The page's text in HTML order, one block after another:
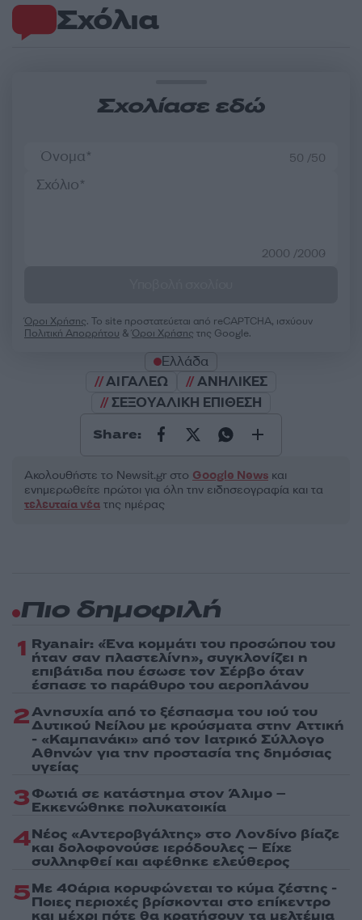
Σχόλια
Σχολίασε εδώ
50 /50
2000 /2000
Όροι Χρήσης. Το site προστατεύεται από reCAPTCHA, ισχύουν
Πολιτική Απορρήτου &Όροι Χρήσης της Google.
Ελλάδα
ΑΙΓΑΛΕΩ
ΑΝΗΛΙΚΕΣ
ΣΕΞΟΥΑΛΙΚΗ ΕΠΙΘΕΣΗ
Share:
Ακολουθήστε το Νewsit.gr στο Google News και
ενημερωθείτε πρώτοι για όλη την ειδησεογραφία και τα
τελευταία νέα της ημέρας
Πιο δημοφιλή
1 Ryanair: «Ένα κομμάτι του προσώπου του
ήταν σαν πλαστελίνη», συγκλονίζει η
επιβάτιδα που έσωσε τον Σέρβο όταν
έσπασε το παράθυρο του αεροπλάνου
2Ανησυχία από το ξέσπασμα του ιού του
Δυτικού Νείλου με κρούσματα στην Αττική
- «Καμπανάκι» από τον Ιατρικό Σύλλογο
Αθηνών για την προστασία της δημόσιας
υγείας
3Φωτιά σε κατάστημα στον Άλιμο –
Εκκενώθηκε πολυκατοικία
4Νέος «Αντεροβγάλτης» στο Λονδίνο βίαζε
και δολοφονούσε ιερόδουλες – Είχε
συλληφθεί και αφέθηκε ελεύθερος
5Με 40άρια κορυφώνεται το κύμα ζέστης -
Ποιες περιοχές βρίσκονται στο επίκεντρο
και μέχρι πότε θα κρατήσουν τα μελτέμια